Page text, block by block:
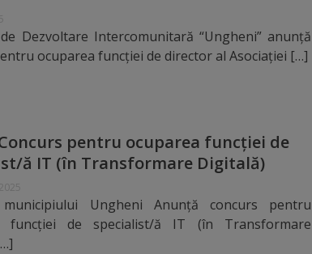
Dezvoltare Intercomunitară “Ungheni” anunţă
ocuparea funcţiei de director al Asociației […]
pentru ocuparea funcţiei de
ă IT (în Transformare Digitală)
Ungheni Anunţă concurs pentru
funcţiei de specialist/ă IT (în Transformare